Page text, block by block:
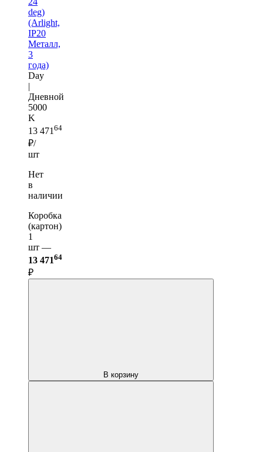
deg)
(Arlight,
IP20
Металл,
3
года)
Day
|
Дневной
5000
K
13 471 64
₽/
шт
Нет
в
наличии
Коробка
(картон)
1
шт —
13 47164
₽
В корзину